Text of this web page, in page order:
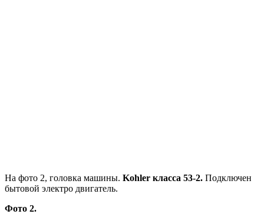
На фото 2, головка машины. Kohler класса 53-2. Подключен
бытовой электро двигатель.
Фото 2.